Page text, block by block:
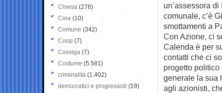
un’assessora
comunale, c’è
smottamenti a
Con Azione, ci
Calenda è per
contatti che ci
progetto
generale la sua
agli azionisti,
Chiesa (276)
Cina (10)
Comune (342)
Coop (7)
Cossiga (7)
Costume (5.581)
criminalità (1.402)
democratici e progressisti (19)